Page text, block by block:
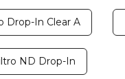
Drop-In Clear A
ND Drop-In